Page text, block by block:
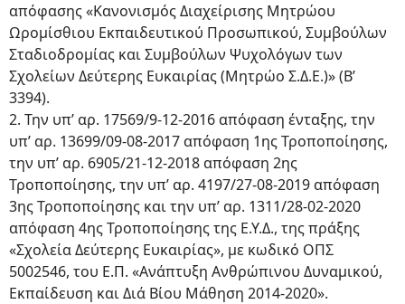
απόφασης «Κανονισμός Διαχείρισης Μητρώου
Ωρομίσθιου Εκπαιδευτικού Προσωπικού, Συμβούλων
Σταδιοδρομίας και Συμβούλων Ψυχολόγων των
Σχολείων Δεύτερης Ευκαιρίας (Μητρώο Σ.Δ.Ε.)» (Β’
3394).
2. Την υπ’ αρ. 17569/9-12-2016 απόφαση ένταξης, την
υπ’ αρ. 13699/09-08-2017 απόφαση 1ης Τροποποίησης,
την υπ’ αρ. 6905/21-12-2018 απόφαση 2ης
Τροποποίησης, την υπ’ αρ. 4197/27-08-2019 απόφαση
3ης Τροποποίησης και την υπ’ αρ. 1311/28-02-2020
απόφαση 4ης Τροποποίησης της Ε.Υ.Δ., της πράξης
«Σχολεία Δεύτερης Ευκαιρίας», με κωδικό ΟΠΣ
5002546, του Ε.Π. «Ανάπτυξη Ανθρώπινου Δυναμικού,
Εκπαίδευση και Διά Βίου Μάθηση 2014-2020».